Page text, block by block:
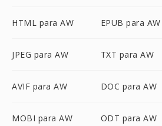
HTML para AW EPUB para AW
JPEG para AW TXT para AW
AVIF para AW DOC para AW
MOBI para AW ODT para AW